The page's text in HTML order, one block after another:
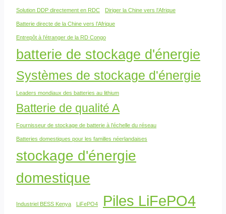
Solution DDP directement en RDC Diriger la Chine vers l’Afrique
Batterie directe de la Chine vers l’Afrique
Entrepôt à l’étranger de la RD Congo
batterie de stockage d'énergie
Systèmes de stockage d'énergie
Leaders mondiaux des batteries au lithium
Batterie de qualité A
Fournisseur de stockage de batterie à l’échelle du réseau
Batteries domestiques pour les familles néerlandaises
stockage d'énergie
domestique
Industriel BESS Kenya LiFePO4 Piles LiFePO4